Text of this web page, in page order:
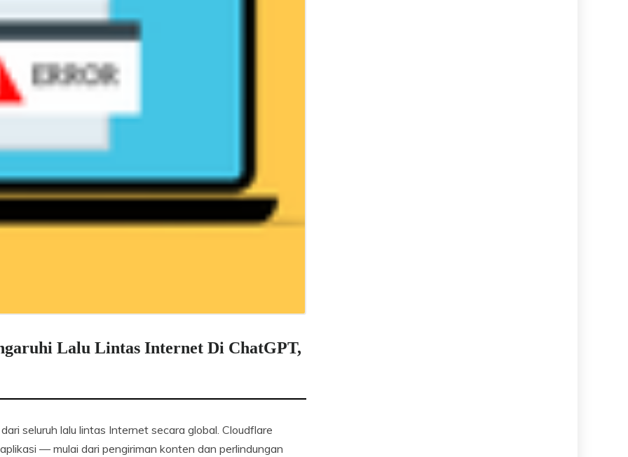
Lalu Lintas Internet Di ChatGPT,
seluruh lalu lintas Internet secara global. Cloudflare
— mulai dari pengiriman konten dan perlindungan